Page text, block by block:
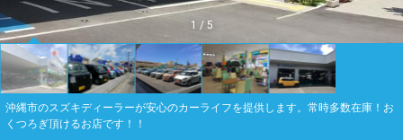
1 / 5
沖縄市のスズキディーラーが安心のカーライフを提供します。常時多数在庫！お
くつろぎ頂けるお店です！！